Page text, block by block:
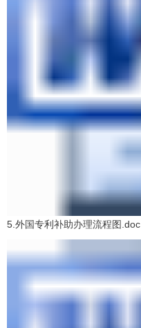
5.外国专利补助办理流程图.doc